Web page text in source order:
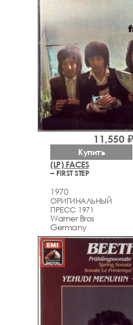
(LP) FACES
– FIRST STEP
1970
ОРИГИНАЛЬНЫЙ
ПРЕСС 1971
Warner Bros
Germany
11,550 ₽
Купить